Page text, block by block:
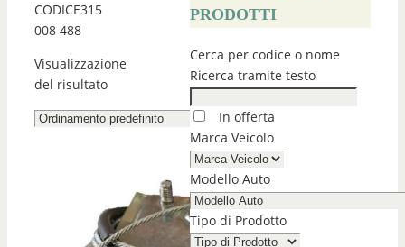
CODICE315
008 488
Visualizzazione
del risultato
PRODOTTI
Cerca per codice o nome
Ricerca tramite testo
In offerta
Marca Veicolo
Modello Auto
Tipo di Prodotto